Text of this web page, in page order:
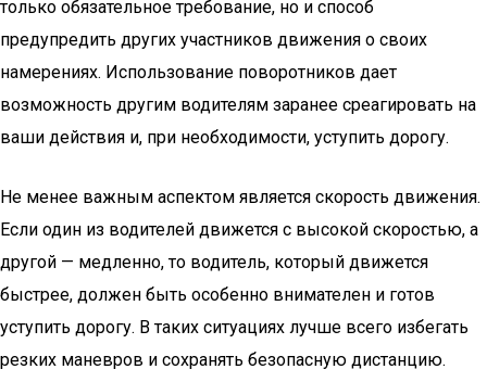
только обязательное требование, но и способ
предупредить других участников движения о своих
намерениях. Использование поворотников дает
возможность другим водителям заранее среагировать на
ваши действия и, при необходимости, уступить дорогу.
Не менее важным аспектом является скорость движения.
Если один из водителей движется с высокой скоростью, а
другой — медленно, то водитель, который движется
быстрее, должен быть особенно внимателен и готов
уступить дорогу. В таких ситуациях лучше всего избегать
резких маневров и сохранять безопасную дистанцию.